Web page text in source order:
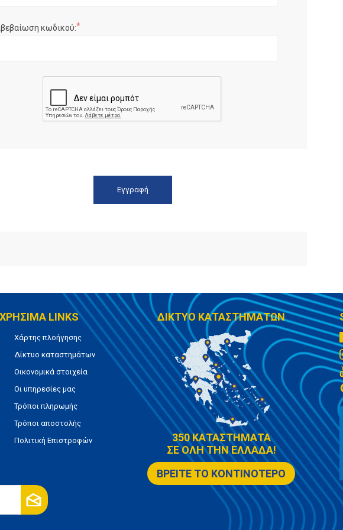
κωδικού:*
ΧΡΗΣΙΜΑ LINKS
Χάρτης πλοήγησης
Δίκτυο καταστημάτων
Οικονομικά στοιχεία
Οι υπηρεσίες μας
Τρόποι πληρωμής
Τρόποι αποστολής
Πολιτική Επιστροφών
ΔΙΚΤΥΟ ΚΑΤΑΣΤΗΜΑΤΩΝ
350 ΚΑΤΑΣΤΗΜΑΤΑ
ΣΕ ΟΛΗ ΤΗΝ ΕΛΛΑΔΑ!
ΒΡΕΙΤΕ ΤΟ ΚΟΝΤΙΝΟΤΕΡΟ